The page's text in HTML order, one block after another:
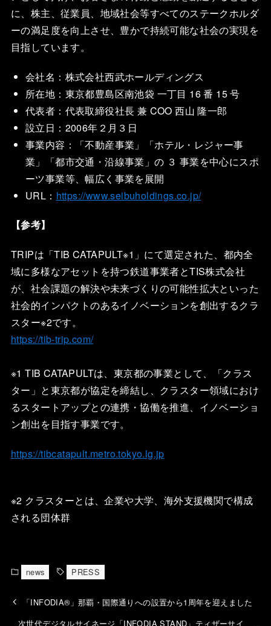
に、株主、従業員、地域社会等すべてのステークホルダ
ーの満足度を向上させ、豊かで持続可能な社会の実現を
目指しています。
会社名：株式会社西武ホールディングス
所在地：東京都豊島区南池袋 一丁目 16 番 15 号
代表者：代表取締役社長 兼 COO 西山 隆一郎
設立日：2006年２月３日
事業内容：「不動産事業」「ホテル・レジャー事
業」「都市交通・沿線事業」の ３ 事業を中心にスポ
ーツ事業等、幅広く事業を展開
URL： https://www.seibuholdings.co.jp/
【参考】
TRIPは「TIB CATAPULT※1」にて選定された、都内全
域に多様なアセットを持つ鉄道事業者とTIS株式会社
が、社会課題の解決や未来づくりの可能性拡大といった
社会的インパクトのあるイノベーションを創出するクラ
スター※2です。
https://tib-trip.com/
※1 TIB CATAPULTは、東京都の事業として、「クラス
ター」と東京都が協定を締結し、クラスター領域におけ
るスタートアップとの連携・協働を推進、イノベーショ
ン創出を目指す事業です。
https://tibcatapult.metro.tokyo.lg.jp
※2 クラスターとは、企業や大学、海外支援機関で構成
される団体群
news PRESS
「INFODIA®」那覇・国際通りへの設置から1周年を迎えました
次世代デジタルサイネージ「INFODIA STAND」ティザーサイ